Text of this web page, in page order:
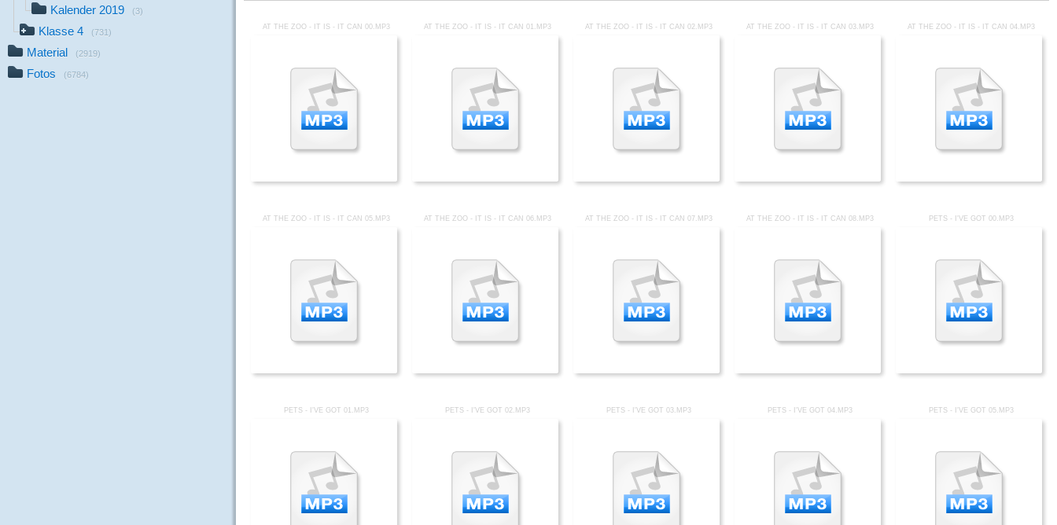
Kalender 2019 (3)
Klasse 4 (731)
Material (2919)
Fotos (6784)
AT THE ZOO - IT IS - IT CAN 00.MP3 AT THE ZOO - IT IS - IT CAN 01.MP3 AT THE ZOO - IT IS - IT CAN 02.MP3 AT THE ZOO - IT IS - IT CAN 03.MP3 AT THE ZOO - IT IS - IT CAN 04.MP3
AT THE ZOO - IT IS - IT CAN 05.MP3 AT THE ZOO - IT IS - IT CAN 06.MP3 AT THE ZOO - IT IS - IT CAN 07.MP3 AT THE ZOO - IT IS - IT CAN 08.MP3 PETS - I'VE GOT 00.MP3
PETS - I'VE GOT 01.MP3 PETS - I'VE GOT 02.MP3 PETS - I'VE GOT 03.MP3 PETS - I'VE GOT 04.MP3 PETS - I'VE GOT 05.MP3